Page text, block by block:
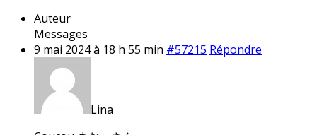
Auteur
Messages
9 mai 2024 à 18 h 55 min #57215 Répondre
Lina